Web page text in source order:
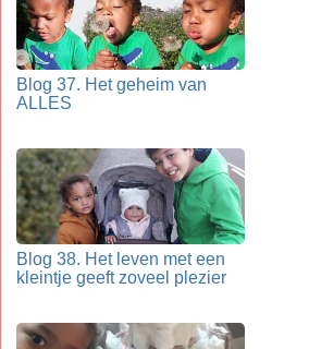
Blog 37. Het geheim van
ALLES
Blog 38. Het leven met een
kleintje geeft zoveel plezier